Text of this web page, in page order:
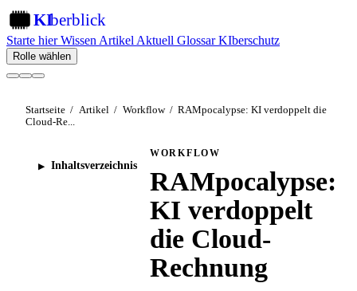
KIberblick
Starte hierWissen Artikel Aktuell GlossarKIberschutz
Rolle wählen
Startseite / Artikel / Workflow / RAMpocalypse: KI verdoppelt die
Cloud-Re...
Inhaltsverzeichnis
WORKFLOW
RAMpocalypse:
KI verdoppelt
die Cloud-
Rechnung